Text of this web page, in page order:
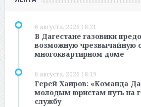
6 августа, 2026 18:21
В Дагестане газовики
возможную чрезвычайную
многоквартирном доме
6 августа, 2026 18:19
Герей Хаиров: «Команда
молодым юристам путь на
службу